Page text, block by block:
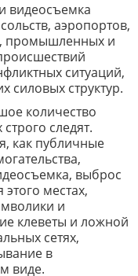
видеосъемка
аэропортов,
промышленных и
ситуаций,
силовых структур.
количество
следят.
как публичные
выброс
местах,
и
клеветы и ложной
сетях,
в
виде.